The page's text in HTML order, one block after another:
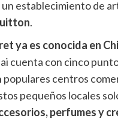
un establecimiento de
.
ya es conocida en
cuenta con cinco
centros
pequeños locales
perfumes y